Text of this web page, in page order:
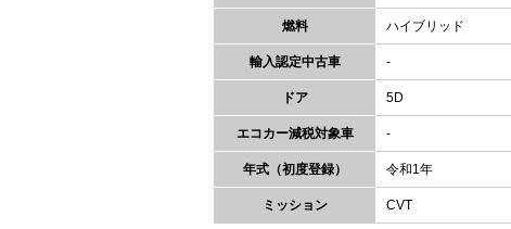
燃料 ハイブリッド
輸入認定中古車 -
ドア 5D
エコカー減税対象車 -
年式（初度登録） 令和1年
ミッション CVT